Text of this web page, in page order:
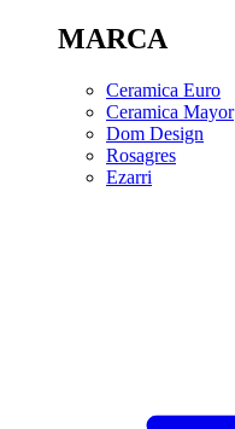
MARCA
Ceramica Euro
Ceramica Mayor
Dom Design
Rosagres
Ezarri